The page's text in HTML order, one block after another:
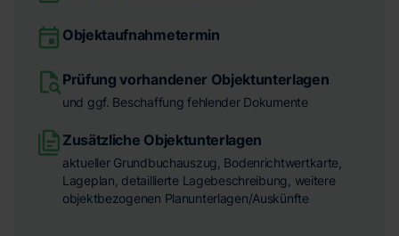
Objektaufnahmetermin
Prüfung vorhandener Objektunterlagen
und ggf. Beschaffung fehlender Dokumente
Zusätzliche Objektunterlagen
aktueller Grundbuchauszug, Bodenrichtwertkarte,
Lageplan, detaillierte Lagebeschreibung, weitere
objektbezogenen Planunterlagen/Auskünfte